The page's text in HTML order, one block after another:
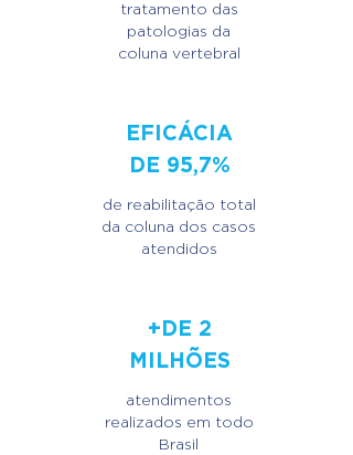
tratamento das
patologias da
coluna vertebral
EFICÁCIA
DE 95,7%
de reabilitação total
da coluna dos casos
atendidos
+DE 2
MILHÕES
atendimentos
realizados em todo
Brasil